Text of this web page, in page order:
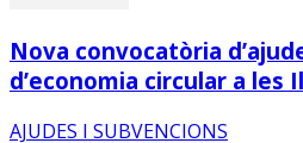
Nova convocatòria
d’economia circular a les
AJUDES I SUBVENCIONS